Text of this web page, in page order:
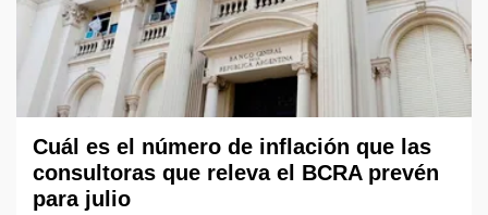
Cuál es el número de inflación que las
consultoras que releva el BCRA prevén
para julio